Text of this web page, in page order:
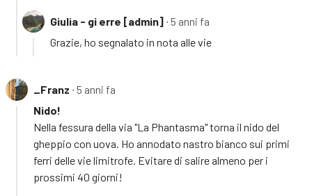
Giulia - gi erre [admin] ∙ 5 anni fa
Grazie, ho segnalato in nota alle vie
_Franz ∙ 5 anni fa
Nido!
Nella fessura della via "La Phantasma" torna il nido del
gheppio con uova. Ho annodato nastro bianco sui primi
ferri delle vie limitrofe. Evitare di salire almeno per i
prossimi 40 giorni!